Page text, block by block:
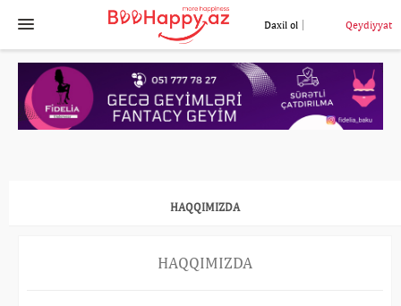
Daxil ol Qeydiyyat
HAQQIMIZDA
HAQQIMIZDA